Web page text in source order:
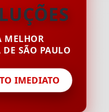
MELHOR
SÃO PAULO
IMEDIATO